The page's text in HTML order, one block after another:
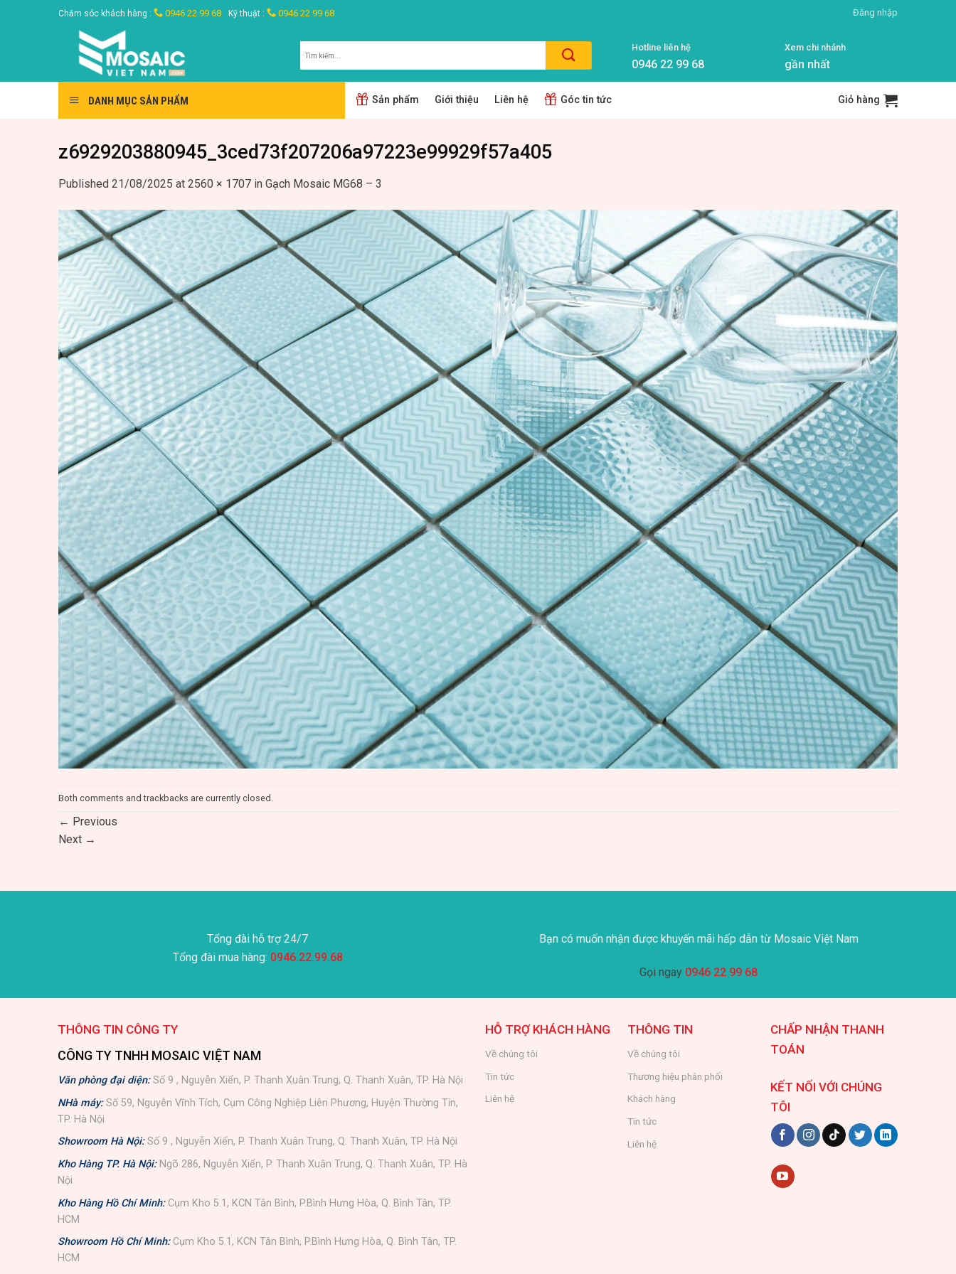
Chăm sóc khách hàng : 0946 22 99 68 Kỹ thuật : 0946 22 99 68 Đăng nhập
Hotline liên hệ
0946 22 99 68
Xem chi nhánh
gần nhất
DANH MỤC SẢN PHẨM Sản phẩm Giới thiệu Liên hệ Góc tin tức Giỏ hàng
z6929203880945_3ced73f207206a97223e99929f57a405
Published 21/08/2025 at 2560 × 1707 in Gạch Mosaic MG68 – 3
Both comments and trackbacks are currently closed.
← Previous
Next →
Tổng đài hỗ trợ 24/7
Tổng đài mua hàng: 0946.22.99.68
Bạn có muốn nhận được khuyến mãi hấp dẫn từ Mosaic Việt Nam
Gọi ngay 0946 22 99 68
THÔNG TIN CÔNG TY
CÔNG TY TNHH MOSAIC VIỆT NAM
Văn phòng đại diện:Số 9 , Nguyễn Xiển, P. Thanh Xuân Trung, Q. Thanh Xuân, TP. Hà Nội
NHà máy: Số 59, Nguyễn Vĩnh Tích, Cụm Công Nghiệp Liên Phương, Huyện Thường Tín,
TP. Hà Nội
Showroom Hà Nội: Số 9 , Nguyễn Xiển, P. Thanh Xuân Trung, Q. Thanh Xuân, TP. Hà Nội
Kho Hàng TP. Hà Nội: Ngõ 286, Nguyễn Xiển, P. Thanh Xuân Trung, Q. Thanh Xuân, TP. Hà
Nội
Kho Hàng Hồ Chí Minh: Cụm Kho 5.1, KCN Tân Bình, P.Bình Hưng Hòa, Q. Bình Tân, TP.
HCM
Showroom Hồ Chí Minh: Cụm Kho 5.1, KCN Tân Bình, P.Bình Hưng Hòa, Q. Bình Tân, TP.
HCM
HỖ TRỢ KHÁCH HÀNG
Về chúng tôi
Tin tức
Liên hệ
THÔNG TIN
Về chúng tôi
Thương hiệu phân phối
Khách hàng
Tin tức
Liên hệ
CHẤP NHẬN THANH
TOÁN
KẾT NỐI VỚI CHÚNG
TÔI